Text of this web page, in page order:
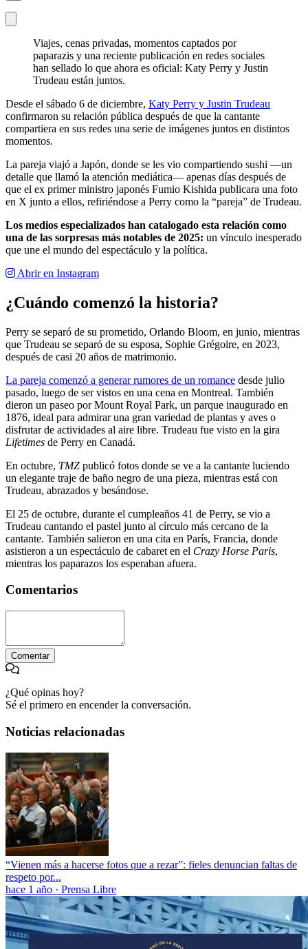
Viajes, cenas privadas, momentos captados por
paparazis y una reciente publicación en redes sociales
han sellado lo que ahora es oficial: Katy Perry y Justin
Trudeau están juntos.
Desde el sábado 6 de diciembre, Katy Perry y Justin Trudeau
confirmaron su relación pública después de que la cantante
compartiera en sus redes una serie de imágenes juntos en distintos
momentos.
La pareja viajó a Japón, donde se les vio compartiendo sushi —un
detalle que llamó la atención mediática— apenas días después de
que el ex primer ministro japonés Fumio Kishida publicara una foto
en X junto a ellos, refiriéndose a Perry como la “pareja” de Trudeau.
Los medios especializados han catalogado esta relación como
una de las sorpresas más notables de 2025: un vínculo inesperado
que une el mundo del espectáculo y la política.
Abrir en Instagram
¿Cuándo comenzó la historia?
Perry se separó de su prometido, Orlando Bloom, en junio, mientras
que Trudeau se separó de su esposa, Sophie Grégoire, en 2023,
después de casi 20 años de matrimonio.
La pareja comenzó a generar rumores de un romance desde julio
pasado, luego de ser vistos en una cena en Montreal. También
dieron un paseo por Mount Royal Park, un parque inaugurado en
1876, ideal para admirar una gran variedad de plantas y aves o
disfrutar de actividades al aire libre. Trudeau fue visto en la gira
Lifetimes de Perry en Canadá.
En octubre, TMZ publicó fotos donde se ve a la cantante luciendo
un elegante traje de baño negro de una pieza, mientras está con
Trudeau, abrazados y besándose.
El 25 de octubre, durante el cumpleaños 41 de Perry, se vio a
Trudeau cantando el pastel junto al círculo más cercano de la
cantante. También salieron en una cita en París, Francia, donde
asistieron a un espectáculo de cabaret en el Crazy Horse Paris,
mientras los paparazos los esperaban afuera.
Comentarios
Comentar
¿Qué opinas hoy?
Sé el primero en encender la conversación.
Noticias relacionadas
“Vienen más a hacerse fotos que a rezar”: fieles denuncian faltas de
respeto por...
hace 1 año · Prensa Libre